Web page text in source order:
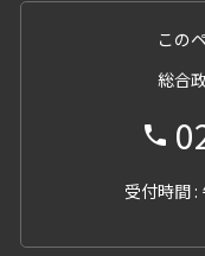
この
総合
受付時間